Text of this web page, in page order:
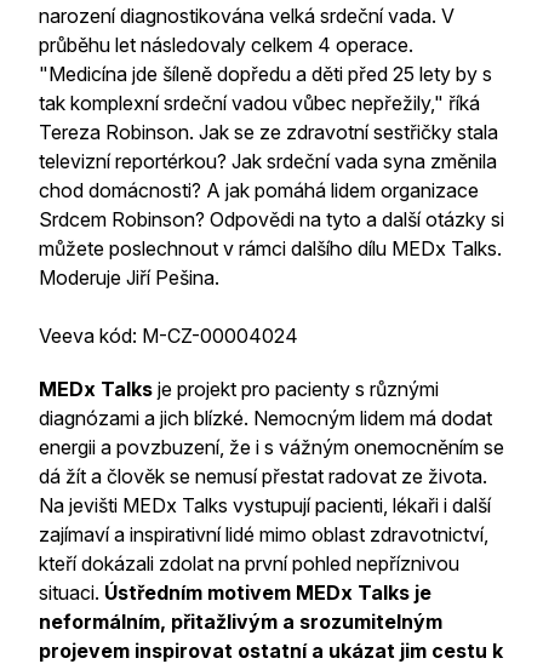
narození diagnostikována velká srdeční vada. V
průběhu let následovaly celkem 4 operace.
"Medicína jde šíleně dopředu a děti před 25 lety by s
tak komplexní srdeční vadou vůbec nepřežily," říká
Tereza Robinson. Jak se ze zdravotní sestřičky stala
televizní reportérkou? Jak srdeční vada syna změnila
chod domácnosti? A jak pomáhá lidem organizace
Srdcem Robinson? Odpovědi na tyto a další otázky si
můžete poslechnout v rámci dalšího dílu MEDx Talks.
Moderuje Jiří Pešina.
Veeva kód: M-CZ-00004024
MEDx Talks je projekt pro pacienty s různými
diagnózami a jich blízké. Nemocným lidem má dodat
energii a povzbuzení, že i s vážným onemocněním se
dá žít a člověk se nemusí přestat radovat ze života.
Na jevišti MEDx Talks vystupují pacienti, lékaři i další
zajímaví a inspirativní lidé mimo oblast zdravotnictví,
kteří dokázali zdolat na první pohled nepříznivou
situaci. Ústředním motivem MEDx Talks je
neformálním, přitažlivým a srozumitelným
projevem inspirovat ostatní a ukázat jim cestu k